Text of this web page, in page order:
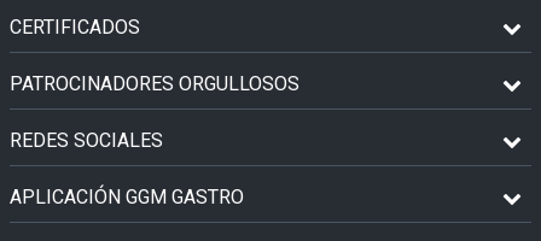
CERTIFICADOS
PATROCINADORES ORGULLOSOS
REDES SOCIALES
APLICACIÓN GGM GASTRO